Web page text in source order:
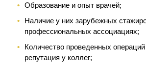
Образование и опыт врачей;
Наличие у них зарубежных
профессиональных ассоциациях;
Количество проведенных
репутация у коллег;